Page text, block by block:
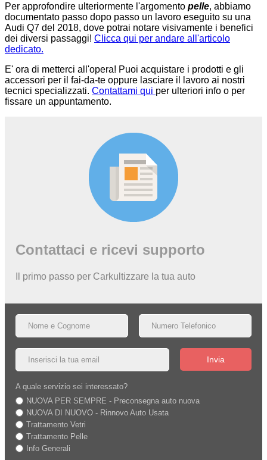
Per approfondire ulteriormente l'argomento pelle, abbiamo
documentato passo dopo passo un lavoro eseguito su una
Audi Q7 del 2018, dove potrai notare visivamente i benefici
dei diversi passaggi! Clicca qui per andare all'articolo
dedicato.
E' ora di metterci all'opera! Puoi acquistare i prodotti e gli
accessori per il fai-da-te oppure lasciare il lavoro ai nostri
tecnici specializzati. Contattami qui per ulteriori info o per
fissare un appuntamento.
Contattaci e ricevi supporto
Il primo passo per Carkultizzare la tua auto
Invia
A quale servizio sei interessato?
NUOVA PER SEMPRE - Preconsegna auto nuova
NUOVA DI NUOVO - Rinnovo Auto Usata
Trattamento Vetri
Trattamento Pelle
Info Generali